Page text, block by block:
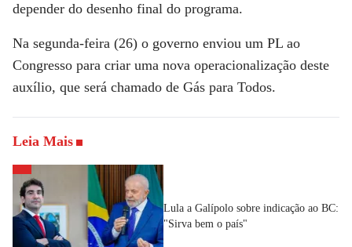
depender do desenho final do programa.
Na segunda-feira (26) o governo enviou um PL ao
Congresso para criar uma nova operacionalização deste
auxílio, que será chamado de Gás para Todos.
Leia Mais
Lula a Galípolo sobre indicação ao BC:
"Sirva bem o país"